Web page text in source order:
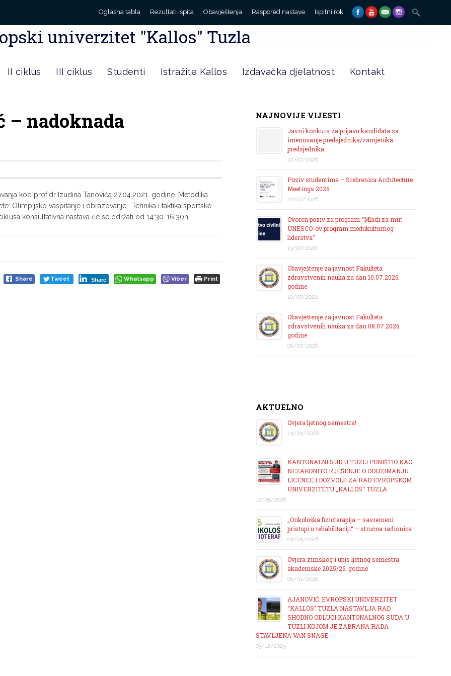
Oglasna tabla Rezultati ispita Obavještenja Raspored nastave Ispitni rok
Search
for:
univerzitet "Kallos" Tuzla
II ciklus III ciklus Studenti Istražite Kallos Izdavačka djelatnost Kontakt
– nadoknada
kod prof.dr Izudina Tanovića 27.04.2021. godine. Metodika
Olimpijsko vaspitanje i obrazovanje, Tehnika i taktika sportske
konsultativna nastava će se održati od 14:30-16:30h.
Share Tweet Share Whatsapp Viber Print
NAJNOVIJE VIJESTI
Javni konkurs za prijavu kandidata za
imenovanje predsjednika/zamjenika
predsjednika
22/07/2026
Poziv studentima – Srebrenica Architecture
Meetings 2026
22/07/2026
Ovoren poziv za program “Mladi za mir:
UNESCO-ov program međukulturnog
liderstva”
13/07/2026
Obavještenje za javnost Fakulteta
zdravstvenih nauka za dan 10.07.2026.
godine
10/07/2026
Obavještenje za javnost Fakulteta
zdravstvenih nauka za dan 08.07.2026.
godine
08/07/2026
AKTUELNO
Ovjera ljetnog semestra!
25/05/2026
KANTONALNI SUD U TUZLI PONIŠTIO KAO
NEZAKONITO RJEŠENJE O ODUZIMANJU
LICENCE I DOZVOLE ZA RAD EVROPSKOM
UNIVERZITETU „KALLOS“ TUZLA
12/05/2026
„Onkološka fizioterapija – savremeni
pristupi u rehabilitaciji“ – stručna radionica
05/05/2026
Ovjera zimskog i upis ljetnog semestra
akademske 2025/26. godine
06/01/2026
AJANOVIĆ: EVROPSKI UNIVERZITET
“KALLOS” TUZLA NASTAVLJA RAD
SHODNO ODLUCI KANTONALNOG SUDA U
TUZLI KOJOM JE ZABRANA RADA
STAVLJENA VAN SNAGE
03/12/2025